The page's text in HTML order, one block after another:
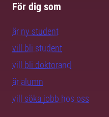
För dig som
är ny student
vill bli student
vill bli doktorand
är alumn
vill söka jobb hos oss